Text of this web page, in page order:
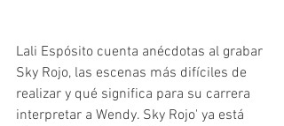
Lali Espósito cuenta anécdotas al grabar
Sky Rojo, las escenas más difíciles de
realizar y qué significa para su carrera
interpretar a Wendy. Sky Rojo' ya está